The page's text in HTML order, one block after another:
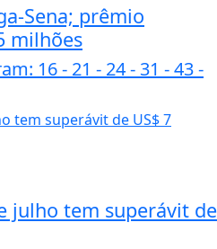
Sena; prêmio
milhões
16 - 21 - 24 - 31 - 43 -
julho tem superávit de